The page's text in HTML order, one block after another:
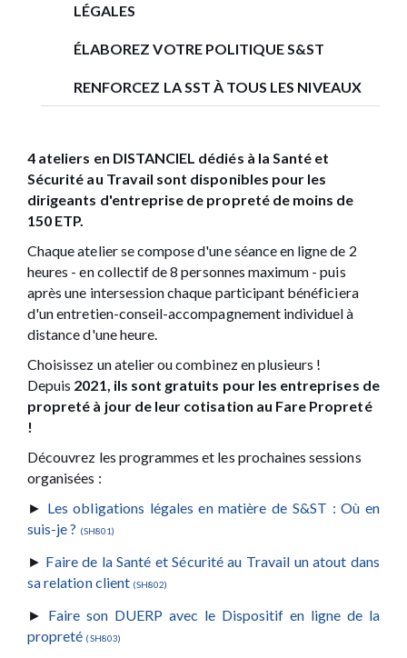
LÉGALES
ÉLABOREZ VOTRE POLITIQUE S&ST
RENFORCEZ LA SST À TOUS LES NIVEAUX
4 ateliers en DISTANCIEL dédiés à la Santé et
Sécurité au Travail sont disponibles pour les
dirigeants d'entreprise de propreté de moins de
150 ETP.
Chaque atelier se compose d'une séance en ligne de 2
heures - en collectif de 8 personnes maximum - puis
après une intersession chaque participant bénéficiera
d'un entretien-conseil-accompagnement individuel à
distance d'une heure.
Choisissez un atelier ou combinez en plusieurs !
Depuis 2021, ils sont gratuits pour les entreprises de
propreté à jour de leur cotisation au Fare Propreté
!
Découvrez les programmes et les prochaines sessions
organisées :
► Les obligations légales en matière de S&ST : Où en
suis-je ? (SH801)
► Faire de la Santé et Sécurité au Travail un atout dans
sa relation client (SH802)
► Faire son DUERP avec le Dispositif en ligne de la
propreté (SH803)